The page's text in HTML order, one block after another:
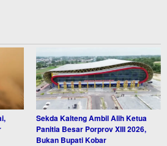
Sekda Kalteng Ambil Alih Ketua
Panitia Besar Porprov XIII 2026,
Bukan Bupati Kobar